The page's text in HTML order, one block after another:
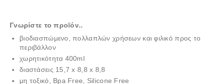
Γνωρίστε το προϊόν..
βιοδιασπώμενο, πολλαπλών χρήσεων και φιλικό προς το
περιβάλλον
χωρητικότητα 400ml
διαστάσεις 15,7 x 8,8 x 8,8
μη τοξικό, Bpa Free, Silicone Free